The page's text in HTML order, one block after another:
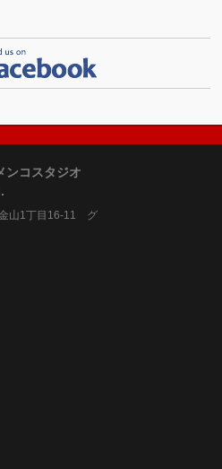
コスタジオ
山1丁目16-11 グ